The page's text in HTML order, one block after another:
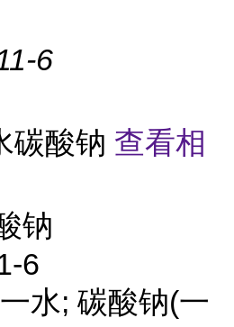
6
碳酸钠 查看相
钠
6
水; 碳酸钠(一